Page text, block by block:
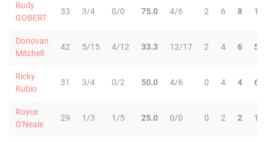
Rudy
GOBERT
33 3/4 0/0 75.0 4/6 2 6 8 1
Donovan
Mitchell
42 5/15 4/12 33.3 12/17 2 4 6 5
Ricky
Rubio
31 3/4 0/2 50.0 4/6 0 4 4 6
Royce
O'Neale
29 1/3 1/5 25.0 0/0 0 2 2 1